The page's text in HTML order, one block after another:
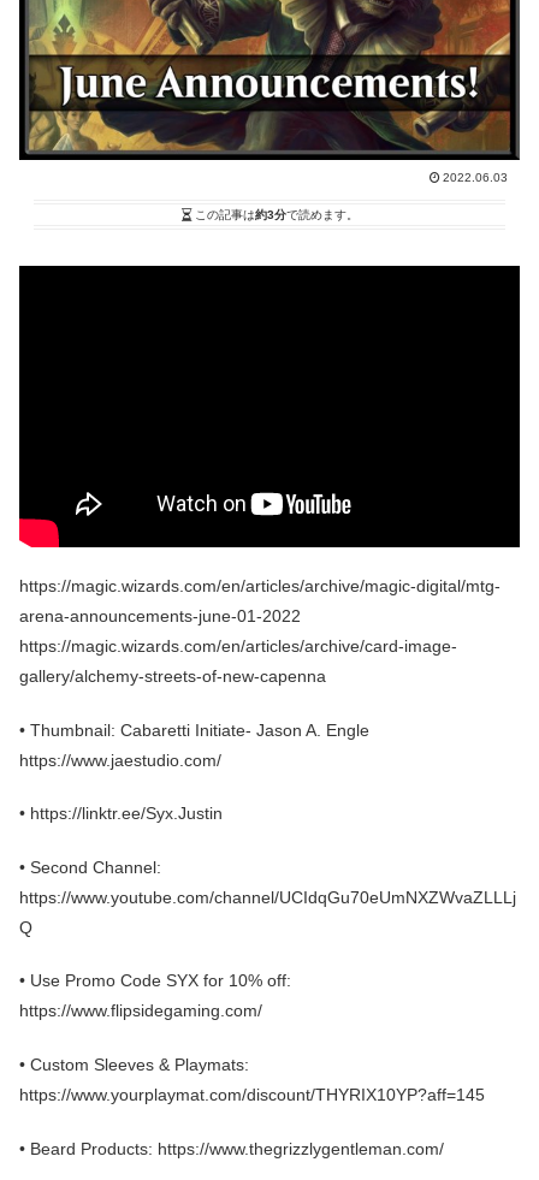
2022.06.03
この記事は約3分で読めます。
https://magic.wizards.com/en/articles/archive/magic-digital/mtg-
arena-announcements-june-01-2022
https://magic.wizards.com/en/articles/archive/card-image-
gallery/alchemy-streets-of-new-capenna
• Thumbnail: Cabaretti Initiate- Jason A. Engle
https://www.jaestudio.com/
• https://linktr.ee/Syx.Justin
• Second Channel:
https://www.youtube.com/channel/UCIdqGu70eUmNXZWvaZLLLj
Q
• Use Promo Code SYX for 10% off:
https://www.flipsidegaming.com/
• Custom Sleeves & Playmats:
https://www.yourplaymat.com/discount/THYRIX10YP?aff=145
• Beard Products: https://www.thegrizzlygentleman.com/